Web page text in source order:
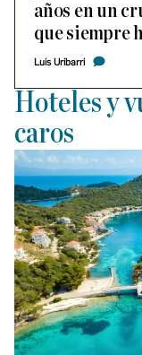
años en un
que siempre
Luis Uribarri
Hoteles y
caros